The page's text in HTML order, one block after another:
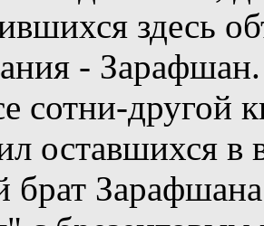
здесь
-
сотни-другой
оставшихся в
брат